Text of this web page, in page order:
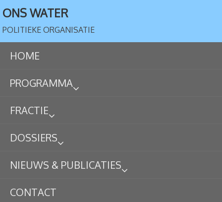
ONS WATER
POLITIEKE ORGANISATIE
HOME
PROGRAMMA
FRACTIE
DOSSIERS
NIEUWS & PUBLICATIES
CONTACT